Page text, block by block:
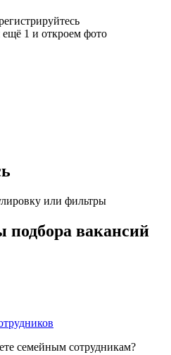
1 и откроем фото
или фильтры
вакансий
семейным сотрудникам?